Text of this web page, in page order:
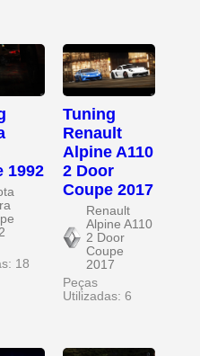
1992
18
Tuning
Renault
Alpine A110
2 Door
Coupe 2017
Renault
Alpine A110
2 Door
Coupe
2017
Peças
Utilizadas: 6